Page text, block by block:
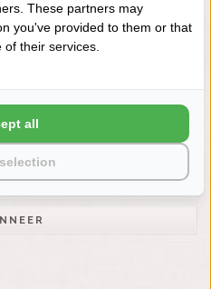
BEL DAN
511817
blijven?
mailinglijst:
These partners may
you've provided to them or that
their services.
all